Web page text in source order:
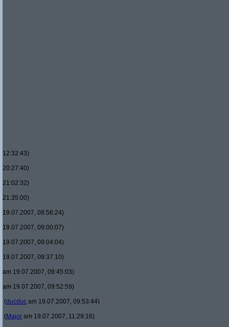
12:32:43)
20:27:40)
21:02:32)
21:35:00)
19.07.2007, 08:56:24)
19.07.2007, 09:00:07)
19.07.2007, 09:04:04)
19.07.2007, 09:37:10)
am 19.07.2007, 09:45:03)
am 19.07.2007, 09:52:59)
(ducduc am 19.07.2007, 09:53:44)
(Major am 19.07.2007, 11:29:16)